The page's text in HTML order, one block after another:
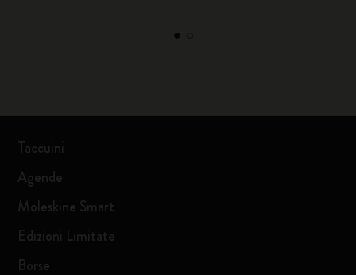
Taccuini
Agende
Moleskine Smart
Edizioni Limitate
Borse